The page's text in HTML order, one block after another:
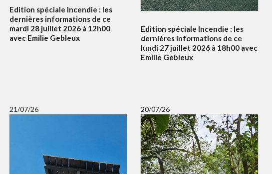
Edition spéciale Incendie : les
dernières informations de ce
mardi 28 juillet 2026 à 12h00
avec Emilie Gebleux
Edition spéciale Incendie : les
dernières informations de ce
lundi 27 juillet 2026 à 18h00 avec
Emilie Gebleux
21/07/26 20/07/26